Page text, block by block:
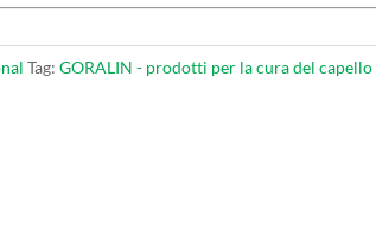
Tag: GORALIN - prodotti per la cura del capello